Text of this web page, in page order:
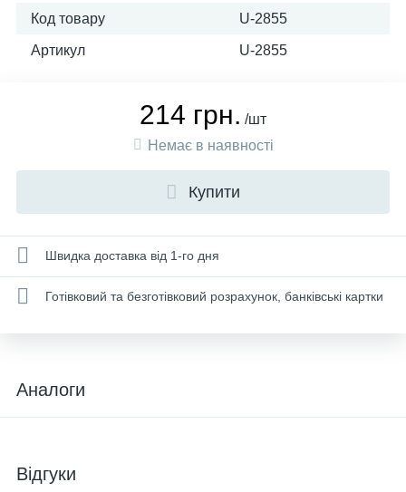
Код товару U-2855
Артикул U-2855
214 грн. /шт
Немає в наявності
Купити
Швидка доставка від 1-го дня
Готівковий та безготівковий розрахунок, банківські картки
Аналоги
Відгуки